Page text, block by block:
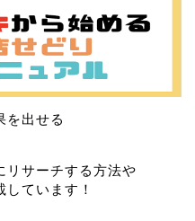
を出せる
リサーチする方法や
ています！